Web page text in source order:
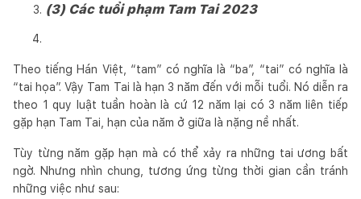
(3) Các tuổi phạm Tam Tai 2023
Theo tiếng Hán Việt, “tam” có nghĩa là “ba”, “tai” có nghĩa là
“tai họa”. Vậy Tam Tai là hạn 3 năm đến với mỗi tuổi. Nó diễn ra
theo 1 quy luật tuần hoàn là cứ 12 năm lại có 3 năm liên tiếp
gặp hạn Tam Tai, hạn của năm ở giữa là nặng nề nhất.
Tùy từng năm gặp hạn mà có thể xảy ra những tai ương bất
ngờ. Nhưng nhìn chung, tương ứng từng thời gian cần tránh
những việc như sau: